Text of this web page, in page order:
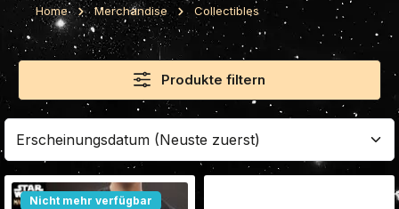
Home Merchandise Collectibles
Produkte filtern
Nicht mehr verfügbar